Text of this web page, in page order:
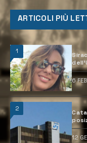
ARTICOLI PIÙ
1
6
2
12